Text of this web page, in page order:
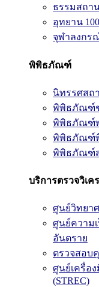
ธรรมสถา
อุทยาน
จุฬาลงกร
พิพิธภัณฑ์
นิทรรศสถ
พิพิธภัณฑ์
พิพิธภัณฑ์
พิพิธภัณฑ์
พิพิธภัณฑ์
บริการตรวจวิเ
ศูนย์วิทยา
ศูนย์ความ
อันตราย
ตรวจสอบ
ศูนย์เครื่อ
(STREC)